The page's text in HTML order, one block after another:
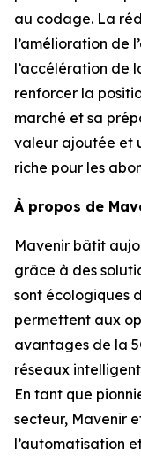
au codage. La
l’amélioration de
l’accélération de
renforcer la
marché et sa
valeur ajoutée et
riche pour les
À propos de
Mavenir bâtit
grâce à des
sont écologiques
permettent aux
avantages de la
réseaux
En tant que
secteur, Mavenir
l’automatisation